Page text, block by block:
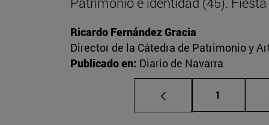
Ricardo Fernández Gracia
Director de la Cátedra de Patrimonio y
Publicado en: Diario de Navarra
Página
1